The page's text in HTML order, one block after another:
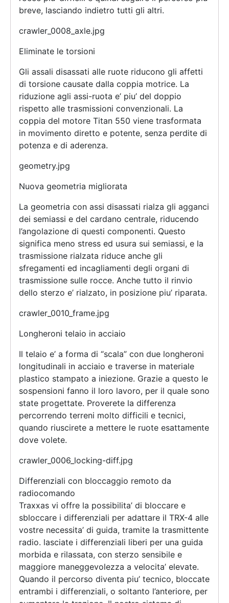
breve, lasciando indietro tutti gli altri.
crawler_0008_axle.jpg
Eliminate le torsioni
Gli assali disassati alle ruote riducono gli affetti
di torsione causate dalla coppia motrice. La
riduzione agli assi-ruota e’ piu’ del doppio
rispetto alle trasmissioni convenzionali. La
coppia del motore Titan 550 viene trasformata
in movimento diretto e potente, senza perdite di
potenza e di aderenza.
geometry.jpg
Nuova geometria migliorata
La geometria con assi disassati rialza gli agganci
dei semiassi e del cardano centrale, riducendo
l’angolazione di questi componenti. Questo
significa meno stress ed usura sui semiassi, e la
trasmissione rialzata riduce anche gli
sfregamenti ed incagliamenti degli organi di
trasmissione sulle rocce. Anche tutto il rinvio
dello sterzo e’ rialzato, in posizione piu’ riparata.
crawler_0010_frame.jpg
Longheroni telaio in acciaio
Il telaio e’ a forma di “scala” con due longheroni
longitudinali in acciaio e traverse in materiale
plastico stampato a iniezione. Grazie a questo le
sospensioni fanno il loro lavoro, per il quale sono
state progettate. Proverete la differenza
percorrendo terreni molto difficili e tecnici,
quando riuscirete a mettere le ruote esattamente
dove volete.
crawler_0006_locking-diff.jpg
Differenziali con bloccaggio remoto da
radiocomando
Traxxas vi offre la possibilita’ di bloccare e
sbloccare i differenziali per adattare il TRX-4 alle
vostre necessita’ di guida, tramite la trasmittente
radio. lasciate i differenziali liberi per una guida
morbida e rilassata, con sterzo sensibile e
maggiore maneggevolezza a velocita’ elevate.
Quando il percorso diventa piu’ tecnico, bloccate
entrambi i differenziali, o soltanto l’anteriore, per